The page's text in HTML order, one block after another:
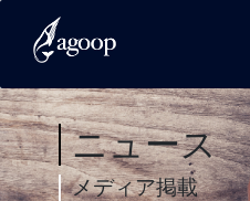
ニュース
メディア掲載